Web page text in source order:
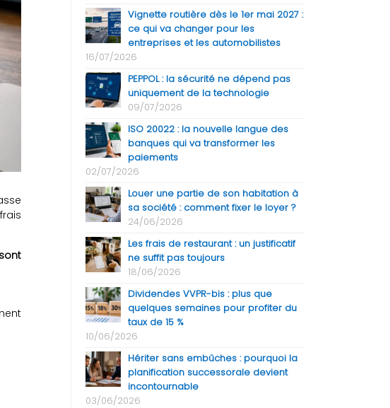
Vignette routière dès le 1er mai 2027 :
ce qui va changer pour les
entreprises et les automobilistes
16/07/2026
PEPPOL : la sécurité ne dépend pas
uniquement de la technologie
09/07/2026
ISO 20022 : la nouvelle langue des
banques qui va transformer les
paiements
02/07/2026
Louer une partie de son habitation à
sa société : comment fixer le loyer ?
24/06/2026
Les frais de restaurant : un justificatif
ne suffit pas toujours
18/06/2026
Dividendes VVPR-bis : plus que
quelques semaines pour profiter du
taux de 15 %
10/06/2026
Hériter sans embûches : pourquoi la
planification successorale devient
incontournable
03/06/2026